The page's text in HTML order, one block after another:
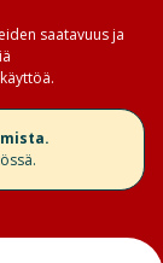
saatavuus ja